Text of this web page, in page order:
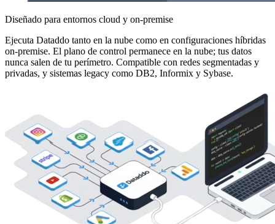
Diseñado para entornos cloud y on-premise
Ejecuta Dataddo tanto en la nube como en configuraciones híbridas
on-premise. El plano de control permanece en la nube; tus datos
nunca salen de tu perímetro. Compatible con redes segmentadas y
privadas, y sistemas legacy como DB2, Informix y Sybase.